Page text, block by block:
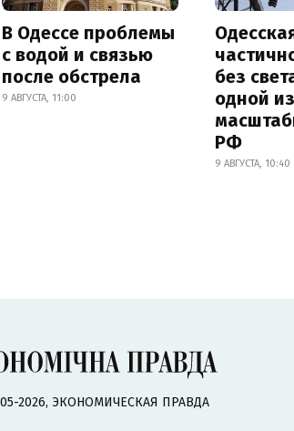
В Одессе проблемы
с водой и связью
после обстрела
9 АВГУСТА, 11:00
без
одной
РФ
9 АВГУСТА, 10:40
2026, ЭКОНОМИЧЕСКАЯ ПРАВДА